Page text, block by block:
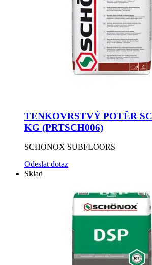
TENKOVRSTVÝ POTĚR
KG (PRTSCH006)
SCHONOX SUBFLOORS
Odeslat dotaz
Sklad